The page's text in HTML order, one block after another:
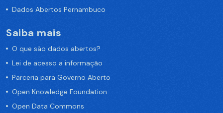
Dados Abertos Pernambuco
Saiba mais
O que são dados abertos?
Lei de acesso a informação
Parceria para Governo Aberto
Open Knowledge Foundation
Open Data Commons